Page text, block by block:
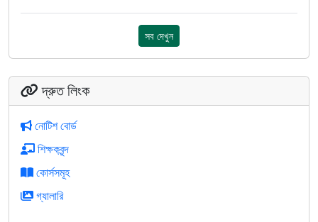
সব দেখুন
দ্রুত লিংক
নোটিশ বোর্ড
শিক্ষকবৃন্দ
কোর্সসমূহ
গ্যালারি